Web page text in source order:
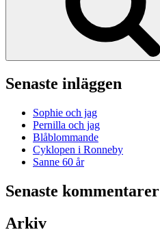
Senaste inläggen
Sophie och jag
Pernilla och jag
Blåblommande
Cyklopen i Ronneby
Sanne 60 år
Senaste kommentarer
Arkiv